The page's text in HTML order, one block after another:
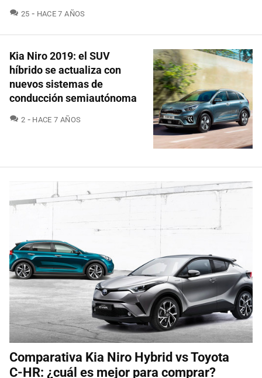
25 COMENTARIOS
HACE 7 AÑOS
Kia Niro 2019: el SUV
híbrido se actualiza con
nuevos sistemas de
conducción semiautónoma
2 COMENTARIOS
HACE 7 AÑOS
Comparativa Kia Niro Hybrid vs Toyota
C-HR: ¿cuál es mejor para comprar?